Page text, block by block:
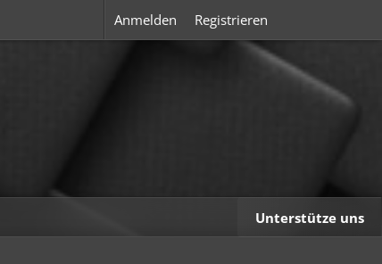
Anmelden Registrieren
Unterstütze uns